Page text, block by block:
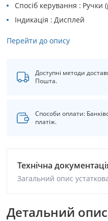
Спосіб керування
Ручки
Індикація
Дисплей
Перейти до опису
Доступні методи
Пошта.
Способи оплати:
платіж.
Технічна
Загальний опис
Детальний